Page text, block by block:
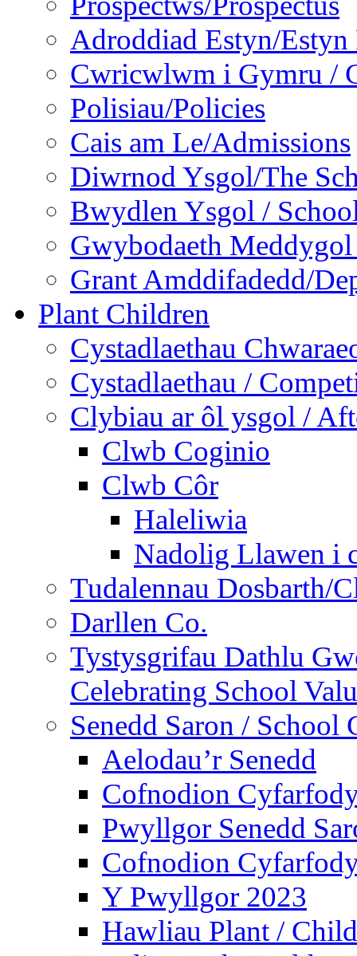
Adroddiad Estyn/Estyn
Cwricwlwm i Gymru /
Polisiau/Policies
Cais am Le/Admissions
Diwrnod Ysgol/The
Bwydlen Ysgol /
Gwybodaeth
Grant Amddifadedd/
Plant Children
Cystadlaethau
Cystadlaethau /
Clybiau ar ôl ysgol /
Clwb Coginio
Clwb Côr
Haleliwia
Nadolig Llawen i
Tudalennau Dosbarth/
Darllen Co.
Tystysgrifau Dathlu
Celebrating School
Senedd Saron / School
Aelodau’r Senedd
Cofnodion
Pwyllgor Senedd
Cofnodion
Y Pwyllgor 2023
Hawliau Plant /